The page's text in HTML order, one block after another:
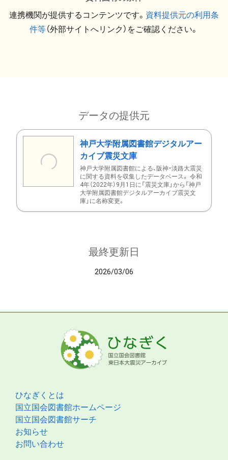
連携機関が提供するコンテンツです。 資料提供元の利用条
件等（外部サイトへリンク）をご確認ください。
データの提供元
神戸大学附属図書館デジタルアー
カイブ震災文庫
神戸大学附属図書館による、阪神・淡路大震災
に関する資料を収集したデータベース。 令和
4年（2022年）9月1日に「震災文庫」から「神戸
大学附属図書館デジタルアーカイブ震災文
庫」に名称変更。
最終更新日
2026/03/06
ひなぎくとは
国立国会図書館ホームページ
国立国会図書館サーチ
お知らせ
お問い合わせ